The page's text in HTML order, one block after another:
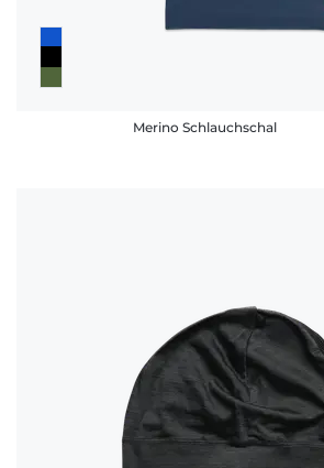
Merino Schlauchschal